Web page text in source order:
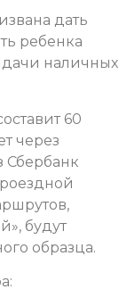
дать
ребенка
наличных
60
через
Сбербанк
будут
образца.